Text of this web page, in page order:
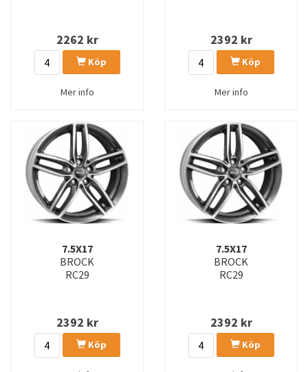
2262 kr
Köp
Mer info
2392 kr
Köp
Mer info
7.5X17
BROCK
RC29
2392 kr
Köp
7.5X17
BROCK
RC29
2392 kr
Köp